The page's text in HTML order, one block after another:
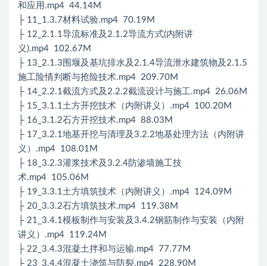
和应用.mp4 44.14M
├ 11_1.3.7材料试验.mp4 70.19M
├ 12_2.1.1导流标准及2.1.2导流方式(内附讲
义).mp4 102.67M
├ 13_2.1.3围堰及基坑排水及2.1.4导流泄水建筑物及2.1.5
施工险情判断与抢险技术.mp4 209.70M
├ 14_2.2.1截流方式及2.2.2截流设计与施工.mp4 26.06M
├ 15_3.1.1土方开挖技术（内附讲义）.mp4 100.20M
├ 16_3.1.2石方开挖技术.mp4 88.03M
├ 17_3.2.1地基开挖与清理及3.2.2地基处理方法（内附讲
义）.mp4 108.01M
├ 18_3.2.3灌浆技术及3.2.4防渗墙施工技
术.mp4 105.06M
├ 19_3.3.1土方填筑技术（内附讲义）.mp4 124.09M
├ 20_3.3.2石方填筑技术.mp4 119.38M
├ 21_3.4.1模板制作与安装及3.4.2钢筋制作与安装（内附
讲义）.mp4 119.24M
├ 22_3.4.3混凝土拌和与运输.mp4 77.77M
├ 23_3.4.4混凝土浇筑与防裂.mp4 228.90M